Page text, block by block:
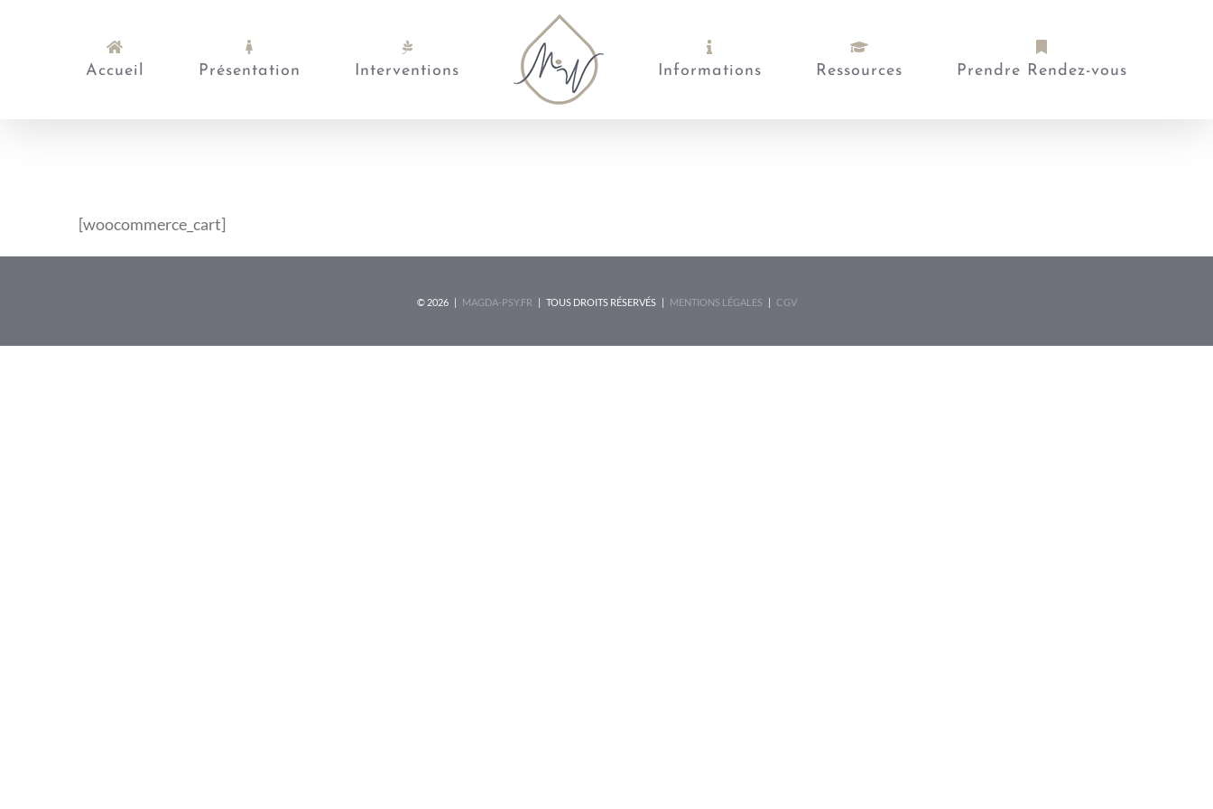
Accueil Présentation Interventions Informations Ressources Prendre Rendez-vous
[woocommerce_cart]
© 2026 | MAGDA-PSY.FR | TOUS DROITS RÉSERVÉS | MENTIONS LÉGALES | CGV